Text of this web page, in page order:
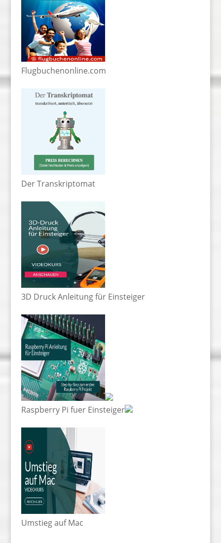
Flugbuchenonline.com
Der Transkriptomat
3D Druck Anleitung für Einsteiger
Raspberry Pi fuer Einsteiger
Umstieg auf Mac